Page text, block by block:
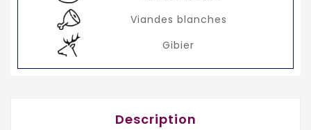
Viandes blanches
Gibier
Description